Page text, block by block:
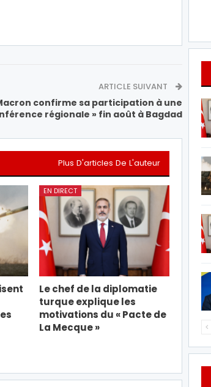
ARTICLE SUIVANT
confirme sa participation à une
régionale » fin août à Bagdad
Plus D'articles De L'auteur
EN DIRECT
Le chef de la diplomatie
turque explique les
motivations du « Pacte de
La Mecque »